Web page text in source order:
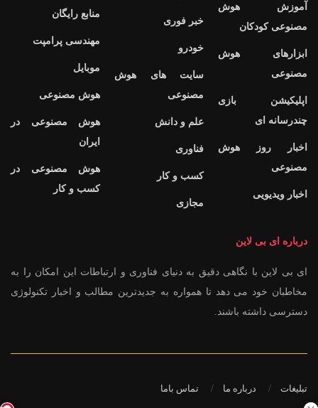
آموزش هوش
مصنوعی کودکان
ابزارهای هوش
مصنوعی
اپلیکیشن بازی
چندرسانه ای
اخبار روز هوش
مصنوعی
اخبار ویدیویی
خبر فوری
خودرو
سایت های هوش
مصنوعی
علم و دانش
فناوری
کسب و کار
مجازی
منابع رایگان
مهندسی پرامپت
موبایل
هوش مصنوعی
هوش مصنوعی در
ایران
هوش مصنوعی در
کسب و کار
درباره ای بی لاین
ای بی لاین با نگاهی دقیق به دنیای فناوری و ارتباطات این امکان را به
مخاطبان خود می دهد تا همواره به جدیدترین مطالب و اخبار تکنولوژی
دسترسی داشته باشند.
تبلیغات درباره ما تماس باما